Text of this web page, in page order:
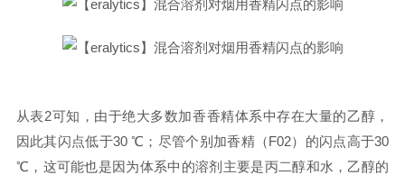
从表2可知，由于绝大多数加香香精体系中存在大量的乙醇，
因此其闪点低于30 ℃；尽管个别加香精（F02）的闪点高于30
℃，这可能也是因为体系中的溶剂主要是丙二醇和水，乙醇的